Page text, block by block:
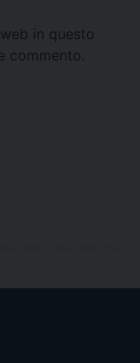
in questo
commento.